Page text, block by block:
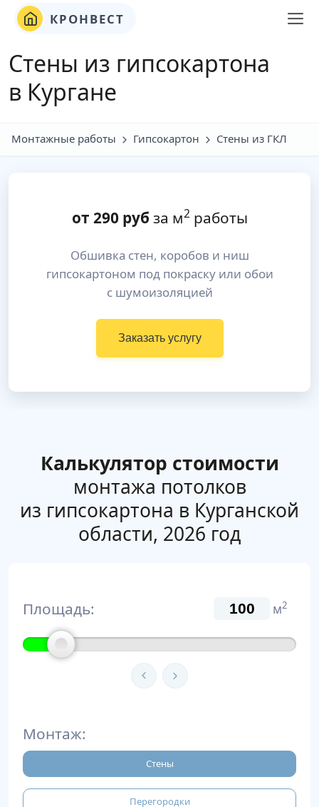
КРОНВЕСТ
Стены из гипсокартона
в Кургане
Монтажные работы Гипсокартон Стены из ГКЛ
от 290руб за м2работы
Обшивка стен, коробов и ниш
гипсокартоном под покраску или обои
с шумоизоляцией
Заказать услугу
Калькулятор стоимости
монтажа потолков
из гипсокартона в Курганской
области, 2026 год
Площадь: м2
Монтаж:
Стены
Перегородки